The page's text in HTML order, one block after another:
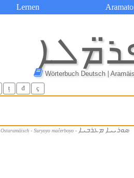
Lernen
Wörterbuch Deutsch |
ț đ ç
Ostaramäisch - Suryoyo maĉerboyo - ܣܘܪܝܝܐ ܡܥܪܒܝܐ